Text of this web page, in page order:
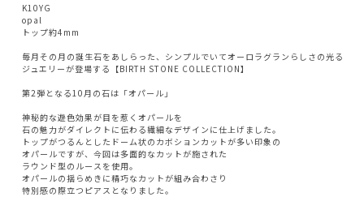
K10YG
opal
トップ約4mm
毎月その月の誕生石をあしらった、シンプルでいてオーロラグランらしさの光る
ジュエリーが登場する【BIRTH STONE COLLECTION】
第2弾となる10月の石は「オパール」
神秘的な遊色効果が目を惹くオパールを
石の魅力がダイレクトに伝わる繊細なデザインに仕上げました。
トップがつるんとしたドーム状のカボションカットが多い印象の
オパールですが、今回は多面的なカットが施された
ラウンド型のルースを使用。
オパールの揺らめきに精巧なカットが組み合わさり
特別感の際立つピアスとなりました。